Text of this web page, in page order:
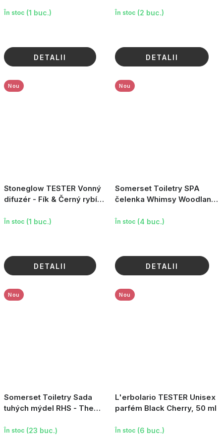
În stoc (1 buc.)
DETALII
În stoc (2 buc.)
DETALII
Stoneglow TESTER Vonný
difuzér - Fík & Černý rybíz,
Nou
În stoc (1 buc.)
DETALII
Somerset Toiletry SPA
čelenka Whimsy Woodland
Nou
În stoc (4 buc.)
DETALII
Somerset Toiletry Sada
tuhých mýdel RHS - The
ks
Nou
În stoc (23 buc.)
L'erbolario TESTER Unisex
parfém Black Cherry, 50 ml
Nou
În stoc (6 buc.)